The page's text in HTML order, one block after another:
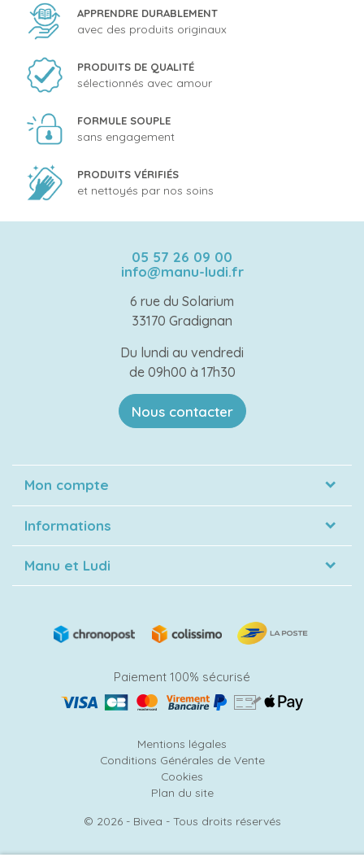
APPRENDRE DURABLEMENT
avec des produits originaux
PRODUITS DE QUALITÉ
sélectionnés avec amour
FORMULE SOUPLE
sans engagement
PRODUITS VÉRIFIÉS
et nettoyés par nos soins
05 57 26 09 00
info@manu-ludi.fr
6 rue du Solarium
33170 Gradignan
Du lundi au vendredi
de 09h00 à 17h30
Nous contacter
Mon compte
Informations
Manu et Ludi
Paiement 100% sécurisé
Mentions légales
Conditions Générales de Vente
Cookies
Plan du site
© 2026 - Bivea - Tous droits réservés